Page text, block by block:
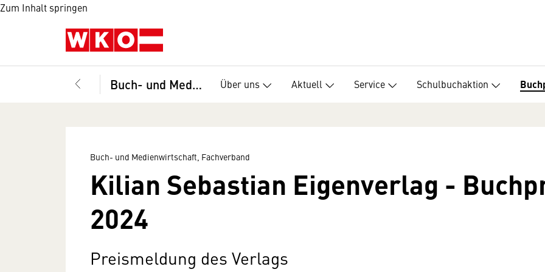
Zum Inhalt springen
Buch- und Medienwirtschaft, Fachverband Über uns Aktuell Service Schulbuchaktion
Buch- und Medienwirtschaft, Fachverband
Kilian Sebastian Eigenverlag -
2024
Preismeldung des Verlags